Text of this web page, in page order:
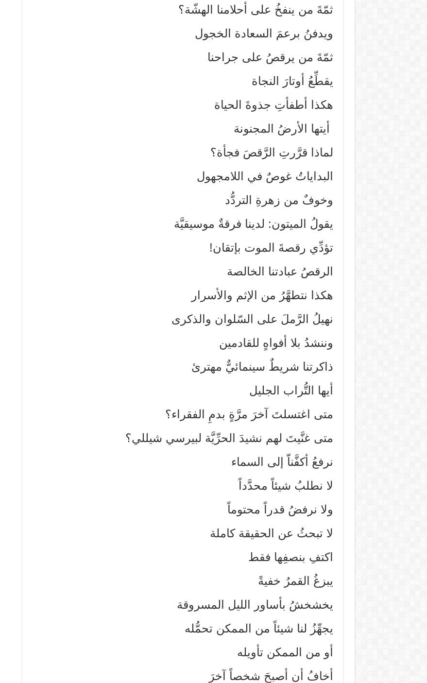
ثمّةَ من ينفخُ على أحلامنا الهشّة؟
ويدفنُ برعمَ السعادة الخجول
ثمّةَ من يرقصُ على جراحنا
يقطِّعُ أوتارَ النجاة
هكذا أطفأتِ جذوةَ الحياة
أيتها الأرضُ المجنونة
لماذا قرَّرتِ الرَّقصَ فجأة؟
البداياتُ غوصٌ في اللامجهول
وخوفٌ من زهرةِ التردُّد
يقولُ الميتون: لدينا فرقةٌ موسيقيَّة
تؤدِّي رقصةَ الموت بإتقان!
الرقصُ عبادتنا الخالصة
هكذا نتطهَّرُ من الإثم والأسرار
نهيلُ الرَّملَ على السّلوان والذكرى
وننشدُ بلا أفواهٍ للقادمين
ذاكرتنا شريطٌ سينمائيٌّ مهترئ
أيها التُّراب الجليل
متى اغتسلتَ آخرَ مرَّةٍ بدمِ الفقراء؟
متى غنَّيتَ لهم نشيدَ الحرِّيَّة لبيرسي شيللي؟
نرفعُ أكفَّناّ إلى السماء
لا نطلبُ شيئاً محدَّداً
ولا نرفضُ قدراً محتوماً
لا تبحثُ عن الحقيقة كاملة
اكتفِ بنصفِها فقط
يبزغُ القمرُ خفيةً
يخشخشُ بأساور الليل المسروقة
يجهِّزُ لنا شيئاً من الممكن تحمُّله
أو من الممكن تأويله
أخافُ أن أصبحَ شخصاً آخرَ